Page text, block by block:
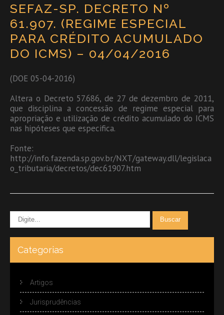
SEFAZ-SP. DECRETO Nº
61.907. (REGIME ESPECIAL
PARA CRÉDITO ACUMULADO
DO ICMS) – 04/04/2016
(DOE 05-04-2016)
Altera o Decreto 57.686, de 27 de dezembro de 2011,
que disciplina a concessão de regime especial para
apropriação e utilização de crédito acumulado do ICMS
nas hipóteses que especifica.
Fonte:
http://info.fazenda.sp.gov.br/NXT/gateway.dll/legislaca
o_tributaria/decretos/dec61907.htm
Categorias
Artigos
Jurisprudências